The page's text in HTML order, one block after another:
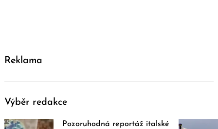
Reklama
Výběr redakce
Pozoruhodná reportáž italské